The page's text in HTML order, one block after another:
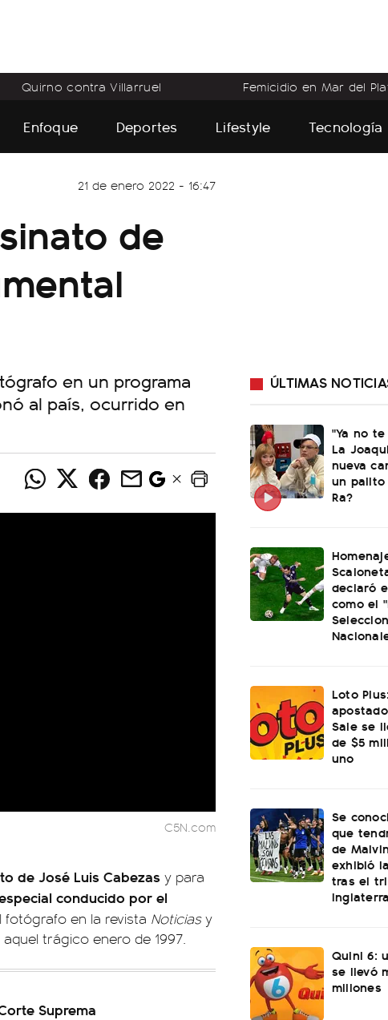
Quirno contra Villarruel Femicidio en Mar del
Enfoque Deportes Lifestyle Tecnología
21 de enero 2022 - 16:47
de
en un programa
al país, ocurrido en
C5N.com
de José Luis Cabezas y para
conducido por el
fotógrafo en la revista Noticiasy
trágico enero de 1997.
Suprema
ÚLTIMAS
"Ya no
La
nueva
un palito
Ra?
declaró
como el
Loto
Sale se
de $5
uno
Se
que
de
exhibió
tras el
Inglaterra
Quini 6:
se llevó
millones